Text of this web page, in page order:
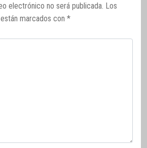
electrónico no será publicada. Los
marcados con *